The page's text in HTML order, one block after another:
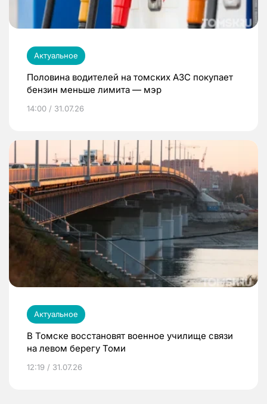
Актуальное
Половина водителей на томских АЗС покупает
бензин меньше лимита — мэр
14:00 / 31.07.26
Актуальное
В Томске восстановят военное училище связи
на левом берегу Томи
12:19 / 31.07.26